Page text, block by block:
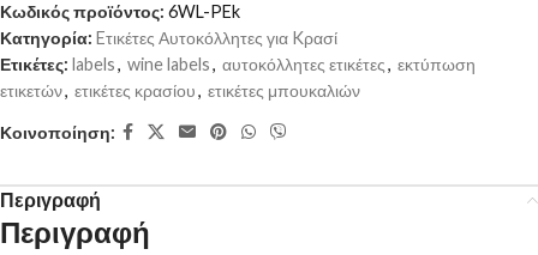
Κωδικός προϊόντος: 6WL-PEk
Κατηγορία: Eτικέτες Αυτοκόλλητες για Kρασί
Ετικέτες: labels, wine labels, αυτοκόλλητες ετικέτες, εκτύπωση
ετικετών, ετικέτες κρασίου, ετικέτες μπουκαλιών
Κοινοποίηση:
Περιγραφή
Περιγραφή